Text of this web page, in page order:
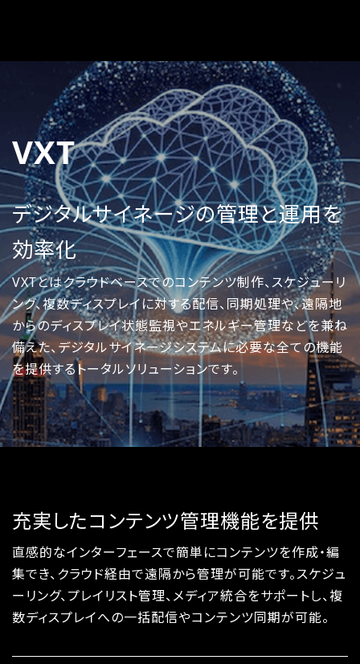
VXT
デジタルサイネージの管理と運用を
効率化
VXTとはクラウドベースでのコンテンツ制作、スケジューリ
ング、複数ディスプレイに対する配信、同期処理や、遠隔地
からのディスプレイ状態監視やエネルギー管理などを兼ね
備えた、デジタルサイネージシステムに必要な全ての機能
を提供するトータルソリューションです。
充実したコンテンツ管理機能を提供
直感的なインターフェースで簡単にコンテンツを作成・編
集でき、クラウド経由で遠隔から管理が可能です。スケジュ
ーリング、プレイリスト管理、メディア統合をサポートし、複
数ディスプレイへの一括配信やコンテンツ同期が可能。